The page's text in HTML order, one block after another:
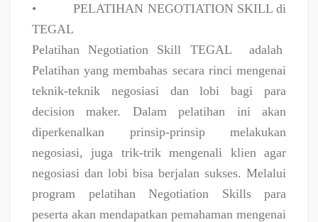
•
PELATIHAN NEGOTIATION SKILL di
TEGAL
Pelatihan Negotiation Skill TEGAL
adalah
Pelatihan yang membahas secara rinci mengenai
teknik-teknik negosiasi dan lobi bagi para
decision maker. Dalam pelatihan ini akan
diperkenalkan prinsip-prinsip melakukan
negosiasi, juga trik-trik mengenali klien agar
negosiasi dan lobi bisa berjalan sukses. Melalui
program pelatihan Negotiation Skills para
peserta akan mendapatkan pemahaman mengenai